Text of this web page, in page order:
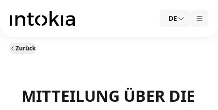
DE
Zurück
MITTEILUNG ÜBER DIE